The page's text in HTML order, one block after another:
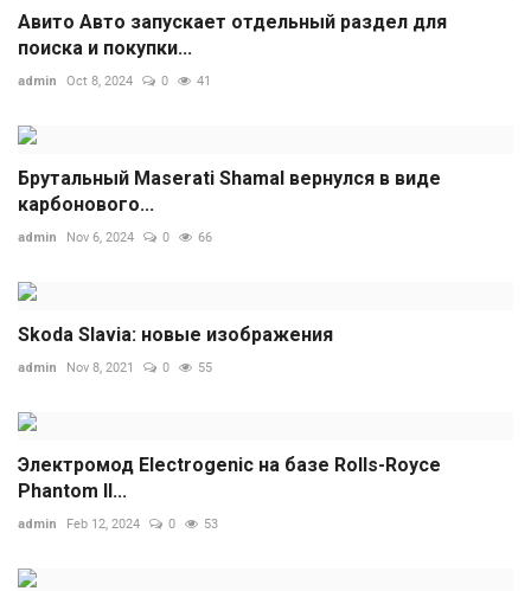
Авито Авто запускает отдельный раздел для
поиска и покупки...
admin Oct 8, 2024 0 41
Брутальный Maserati Shamal вернулся в виде
карбонового...
admin Nov 6, 2024 0 66
Skoda Slavia: новые изображения
admin Nov 8, 2021 0 55
Электромод Electrogenic на базе Rolls-Royce
Phantom II...
admin Feb 12, 2024 0 53